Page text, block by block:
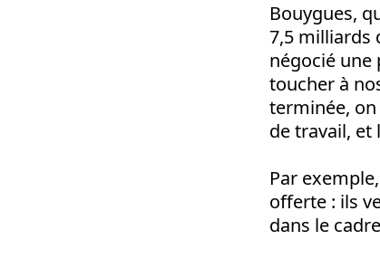
Bouygues,
7,5 milliards
négocié une
toucher à
terminée,
de travail, et
Par
offerte : ils
dans le